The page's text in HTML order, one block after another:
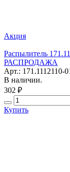
Акция
Распылитель
РАСПРОДАЖА
Арт.: 171.1112110-
В наличии.
302 ₽
Купить